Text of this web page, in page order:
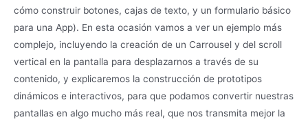
cómo construir botones, cajas de texto, y un formulario básico
para una App). En esta ocasión vamos a ver un ejemplo más
complejo, incluyendo la creación de un Carrousel y del scroll
vertical en la pantalla para desplazarnos a través de su
contenido, y explicaremos la construcción de prototipos
dinámicos e interactivos, para que podamos convertir nuestras
pantallas en algo mucho más real, que nos transmita mejor la